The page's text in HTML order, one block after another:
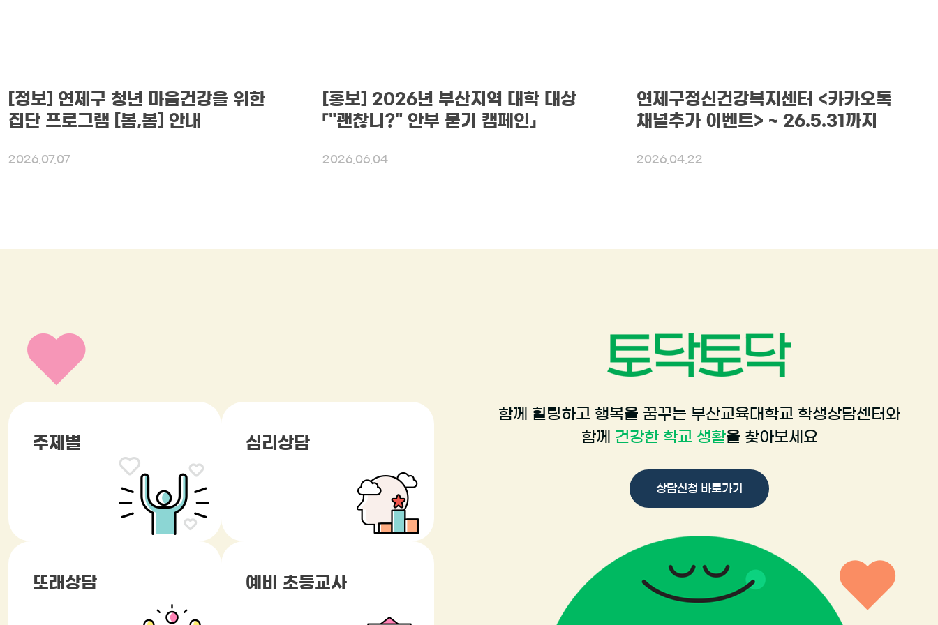
[정보] 연제구 청년 마음건강을 위한
집단 프로그램 [봄,봄] 안내
2026.07.07
[홍보] 2026년 부산지역 대학 대상
「"괜찮니?" 안부 묻기 캠페인」
2026.06.04
연제구정신건강복지센터 <카카오톡
채널추가 이벤트> ~ 26.5.31까지
2026.04.22
주제별 심리상담
또래상담 예비 초등교사
함께 힐링하고 행복을 꿈꾸는 부산교육대학교 학생상담센터와
함께 건강한 학교 생활을 찾아보세요
상담신청 바로가기